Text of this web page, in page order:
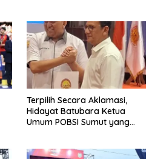
Terpilih Secara Aklamasi,
Hidayat Batubara Ketua
Umum POBSI Sumut yang